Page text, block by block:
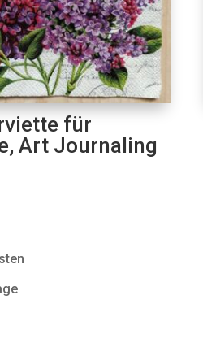
für
Art Journaling